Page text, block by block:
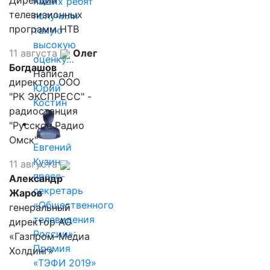
получили
такую
высокую
оценку…
Написал
Юрий
Костин
Евгений
Кузин,
пресс-
секретарь
«Общественного
телевидения
России»:
Премия
«ТЭФИ 2019»
телевизионных
программ НТВ
11 августа
Олег
Богдашов
директор ООО
"РК ЭКСПРЕСС" -
радиостанция
"Русское Радио
Омск"
11 августа
Александр
Жаров
генеральный
директор АО
«Газпром-Медиа
Холдинг»